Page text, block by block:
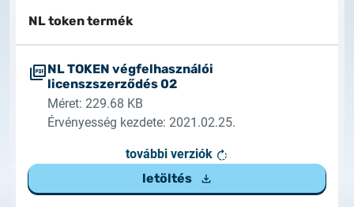
dokumentumtár
2026.05.27.
Rendszerfrissítés
2026.05.27.
Rendszerfrissítés
2026.03.27.
Fontos tájékoztató – Certum tanúsítványok
NL token termék
NL TOKEN végfelhasználói
licenszszerződés 02
Méret: 229.68 KB
Érvényesség kezdete: 2021.02.25.
további verziók
letöltés